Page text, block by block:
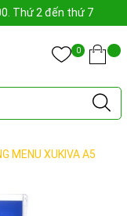
Thứ 2 đến thứ 7
0
MENU XUKIVA A5